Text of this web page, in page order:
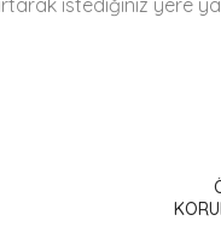
istediğiniz yere
görüntülenemiyor.